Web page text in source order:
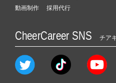
動画制作
採用代行
CheerCareer SNS チア